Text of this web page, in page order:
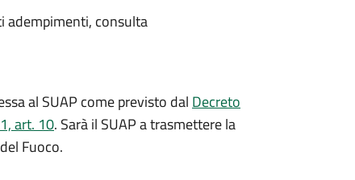
adempimenti, consulta
al SUAP come previsto dal Decreto
art. 10. Sarà il SUAP a trasmettere la
Fuoco.